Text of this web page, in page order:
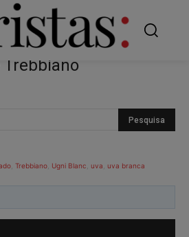
Trebbiano Ugni Blanc uva uva branca